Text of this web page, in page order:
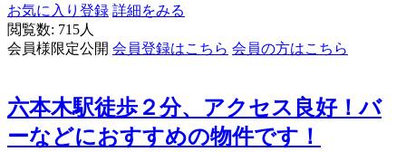
お気に入り登録 詳細をみる
閲覧数: 715人
会員様限定公開 会員登録はこちら 会員の方はこちら
六本木駅徒歩２分、アクセス良好！バ
ーなどにおすすめの物件です！